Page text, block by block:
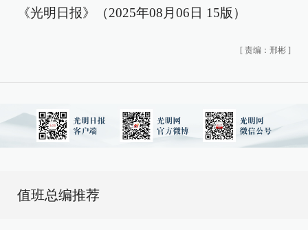
《光明日报》（2025年08月06日 15版）
[ 责编：邢彬 ]
值班总编推荐